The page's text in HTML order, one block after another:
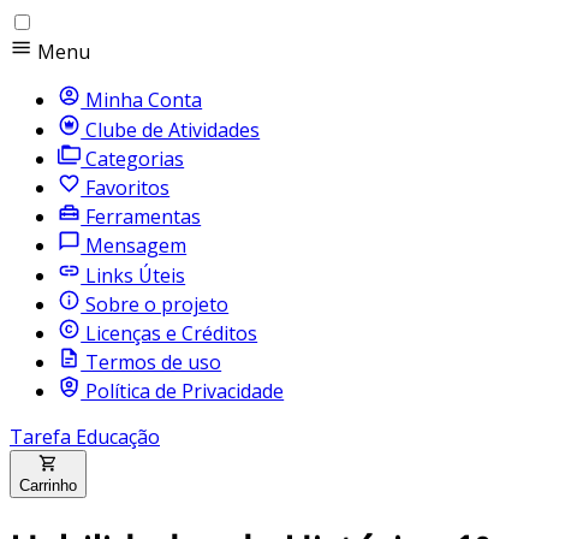
Menu
Minha Conta
Clube de Atividades
Categorias
Favoritos
Ferramentas
Mensagem
Links Úteis
Sobre o projeto
Licenças e Créditos
Termos de uso
Política de Privacidade
Tarefa Educação
Carrinho